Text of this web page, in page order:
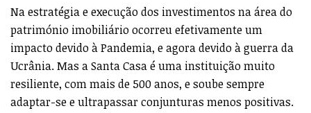
Na estratégia e execução dos investimentos na área do
património imobiliário ocorreu efetivamente um
impacto devido à Pandemia, e agora devido à guerra da
Ucrânia. Mas a Santa Casa é uma instituição muito
resiliente, com mais de 500 anos, e soube sempre
adaptar-se e ultrapassar conjunturas menos positivas.